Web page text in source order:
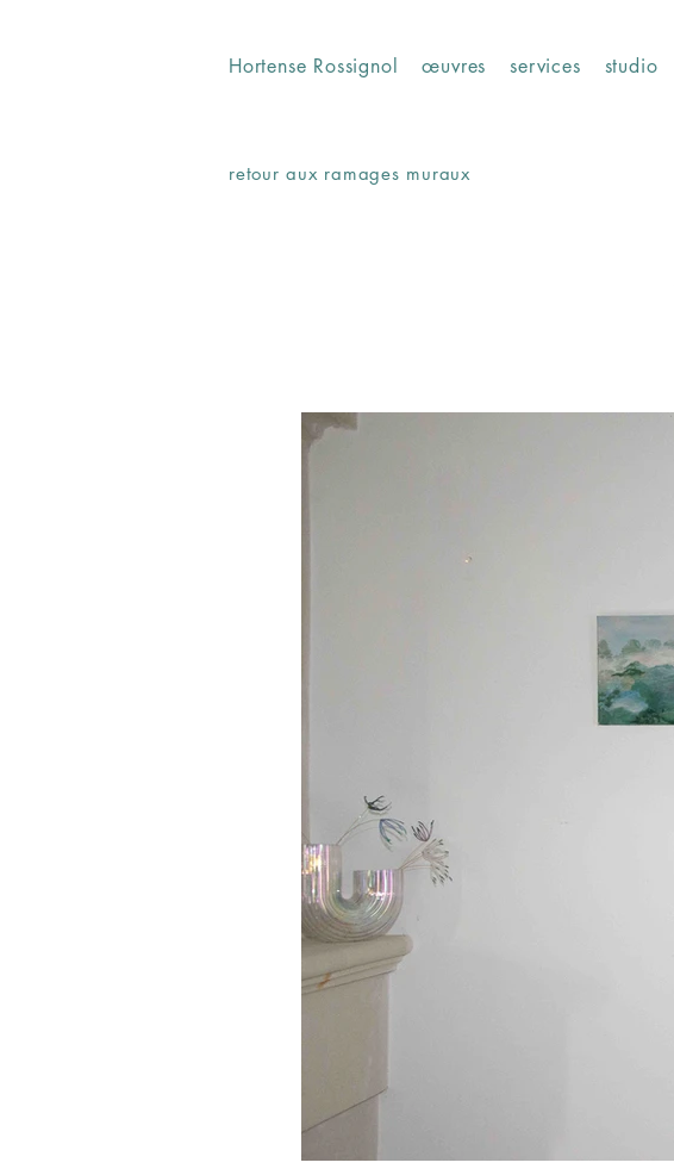
Hortense Rossignol œuvres services studio
retour aux ramages muraux